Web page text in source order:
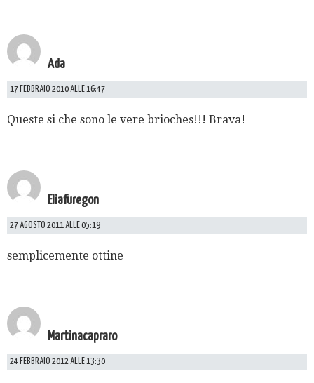
Ada
17 FEBBRAIO 2010 ALLE 16:47
Queste si che sono le vere brioches!!! Brava!
Eliafuregon
27 AGOSTO 2011 ALLE 05:19
semplicemente ottine
Martinacapraro
24 FEBBRAIO 2012 ALLE 13:30